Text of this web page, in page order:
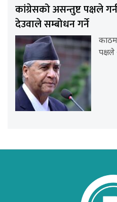
कांग्रेसको असन्तुष्ट पक्षले
देउवाले सम्बोधन गर्ने
पक्षले